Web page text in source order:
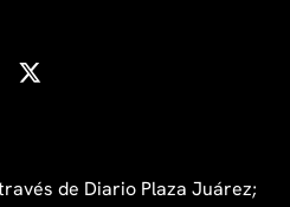
de Diario Plaza Juárez;